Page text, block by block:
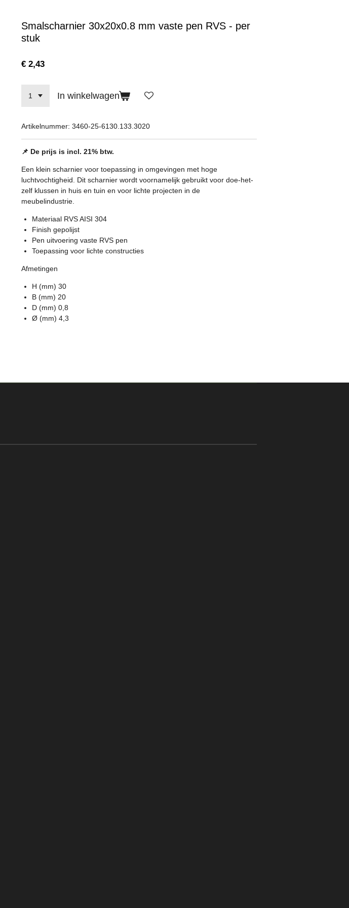
Smalscharnier 30x20x0.8 mm vaste pen RVS - per
stuk
€ 2,43
In winkelwagen
Artikelnummer: 3460-25-6130.133.3020
📌 De prijs is incl. 21% btw.
Een klein scharnier voor toepassing in omgevingen met hoge
luchtvochtigheid. Dit scharnier wordt voornamelijk gebruikt voor doe-het-
zelf klussen in huis en tuin en voor lichte projecten in de
meubelindustrie.
Materiaal RVS AISI 304
Finish gepolijst
Pen uitvoering vaste RVS pen
Toepassing voor lichte constructies
Afmetingen
H (mm) 30
B (mm) 20
D (mm) 0,8
Ø (mm) 4,3